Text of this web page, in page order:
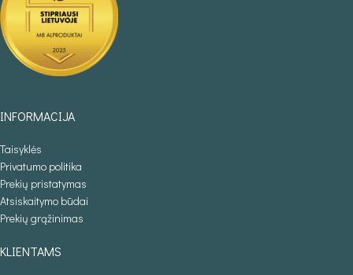
INFORMACIJA
Taisyklės
Privatumo politika
Prekių pristatymas
Atsiskaitymo būdai
Prekių grąžinimas
KLIENTAMS